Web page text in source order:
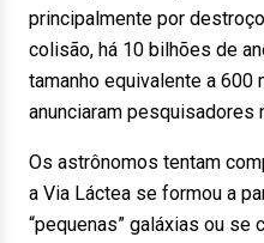
principalmente por
colisão, há 10 bilhões de
tamanho equivalente a
anunciaram pesquisadores
Os astrônomos tentam
a Via Láctea se formou a
“pequenas” galáxias ou se